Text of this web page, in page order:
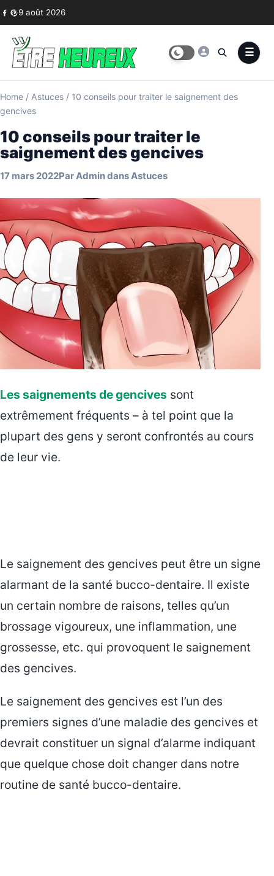
Skip to content
9 août 2026
Home / Astuces / 10 conseils pour traiter le saignement des
gencives
10 conseils pour traiter le
saignement des gencives
17 mars 2022ParAdmindansAstuces
Les saignements de gencives sont
extrêmement fréquents – à tel point que la
plupart des gens y seront confrontés au cours
de leur vie.
Le saignement des gencives peut être un signe
alarmant de la santé bucco-dentaire. Il existe
un certain nombre de raisons, telles qu’un
brossage vigoureux, une inflammation, une
grossesse, etc. qui provoquent le saignement
des gencives.
Le saignement des gencives est l’un des
premiers signes d’une maladie des gencives et
devrait constituer un signal d’alarme indiquant
que quelque chose doit changer dans notre
routine de santé bucco-dentaire.